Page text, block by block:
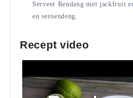
Serveer Rendang met jackfruit
en seroendeng.
Recept video